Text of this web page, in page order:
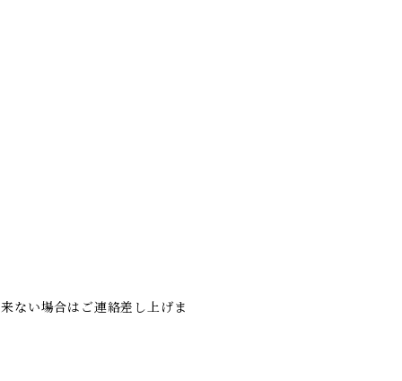
ない場合はご連絡差し上げま